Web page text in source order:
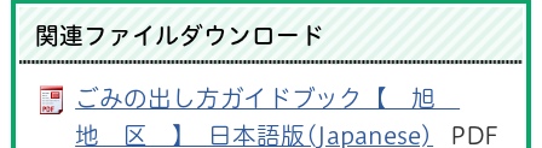
関連ファイルダウンロード
ごみの出し方ガイドブック【 旭
地 区 】_日本語版(Japanese)
PDF